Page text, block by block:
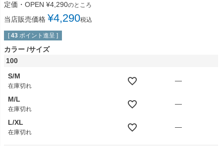
定価・OPEN ¥4,290のところ
当店販売価格 ¥4,290税込
[ 43 ポイント進呈 ]
カラー サイズ
100
S/M
在庫切れ
—
M/L
在庫切れ
—
L/XL
在庫切れ
—